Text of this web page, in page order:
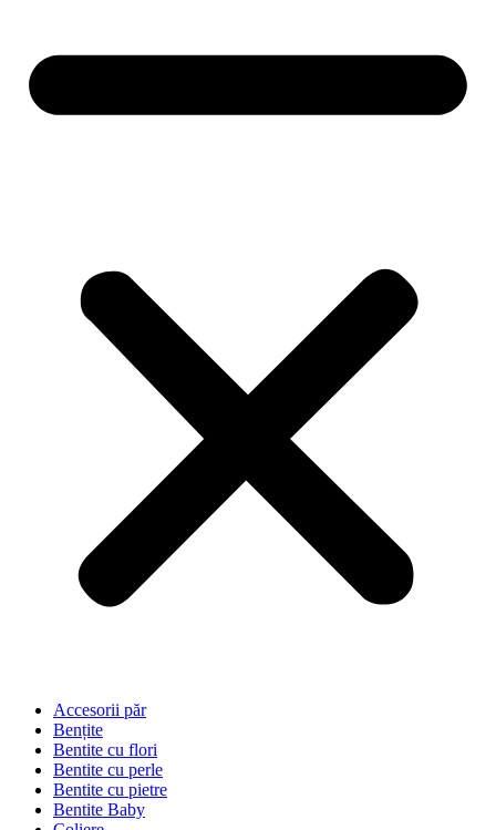
Accesorii păr
Bențite
Bentite cu flori
Bentite cu perle
Bentite cu pietre
Bentite Baby